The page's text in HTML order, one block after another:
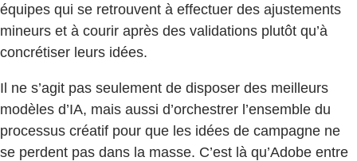
équipes qui se retrouvent à effectuer des ajustements
mineurs et à courir après des validations plutôt qu’à
concrétiser leurs idées.
Il ne s’agit pas seulement de disposer des meilleurs
modèles d’IA, mais aussi d’orchestrer l’ensemble du
processus créatif pour que les idées de campagne ne
se perdent pas dans la masse. C’est là qu’Adobe entre